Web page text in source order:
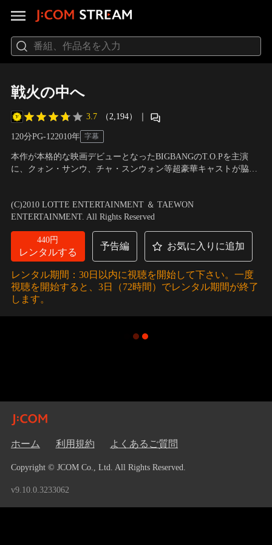
戦火の中へ
3.7 （2,194） ｜
120分PG-122010年 字幕
本作が本格的な映画デビューとなったBIGBANGのT.O.Pを主演
に、クォン・サンウ、チャ・スンウォン等超豪華キャストが脇を
争において劣勢の韓国軍。北朝鮮の猛攻により首都ソウルも陥落
という状況の中…。
(C)2010 LOTTE ENTERTAINMENT ＆ TAEWON
ENTERTAINMENT. All Rights Reserved
440円
レンタルする
予告編 お気に入りに追加
レンタル期間：30日以内に視聴を開始して下さい。一度
視聴を開始すると、3日（72時間）でレンタル期間が終了
します。
ホーム 利用規約 よくあるご質問
Copyright © JCOM Co., Ltd. All Rights Reserved.
v9.10.0.3233062